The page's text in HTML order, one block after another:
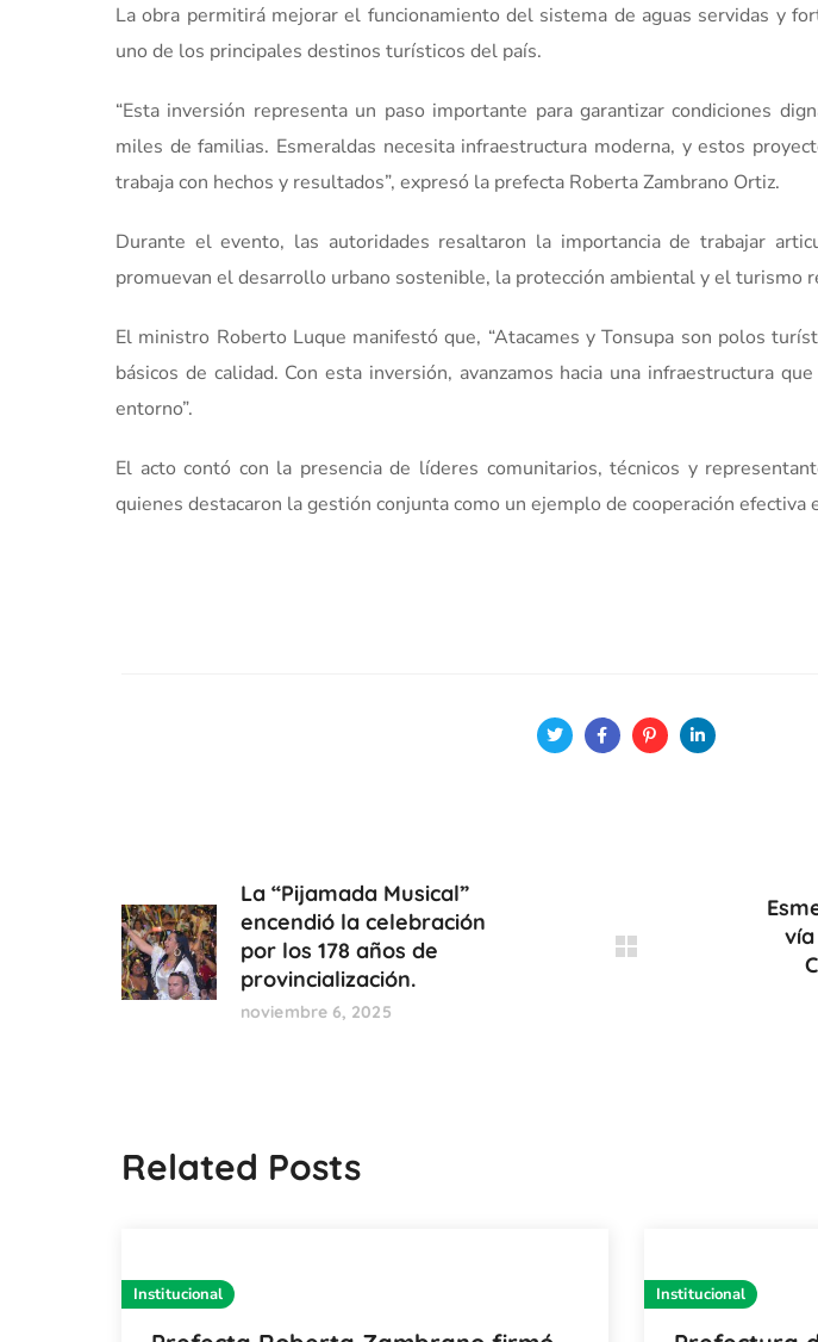
La obra permitirá mejorar el funcionamiento del sistema de aguas servidas y
uno de los principales destinos turísticos del país.
“Esta inversión representa un paso importante para garantizar condiciones
miles de familias. Esmeraldas necesita infraestructura moderna, y estos
trabaja con hechos y resultados”, expresó la prefecta Roberta Zambrano Ortiz.
Durante el evento, las autoridades resaltaron la importancia de trabajar
promuevan el desarrollo urbano sostenible, la protección ambiental y el turismo
El ministro Roberto Luque manifestó que, “Atacames y Tonsupa son polos
básicos de calidad. Con esta inversión, avanzamos hacia una infraestructura
entorno”.
El acto contó con la presencia de líderes comunitarios, técnicos y
quienes destacaron la gestión conjunta como un ejemplo de cooperación
La “Pijamada Musical”
encendió la celebración
por los 178 años de
provincialización.
noviembre 6, 2025
vía
Related Posts
Institucional Institucional